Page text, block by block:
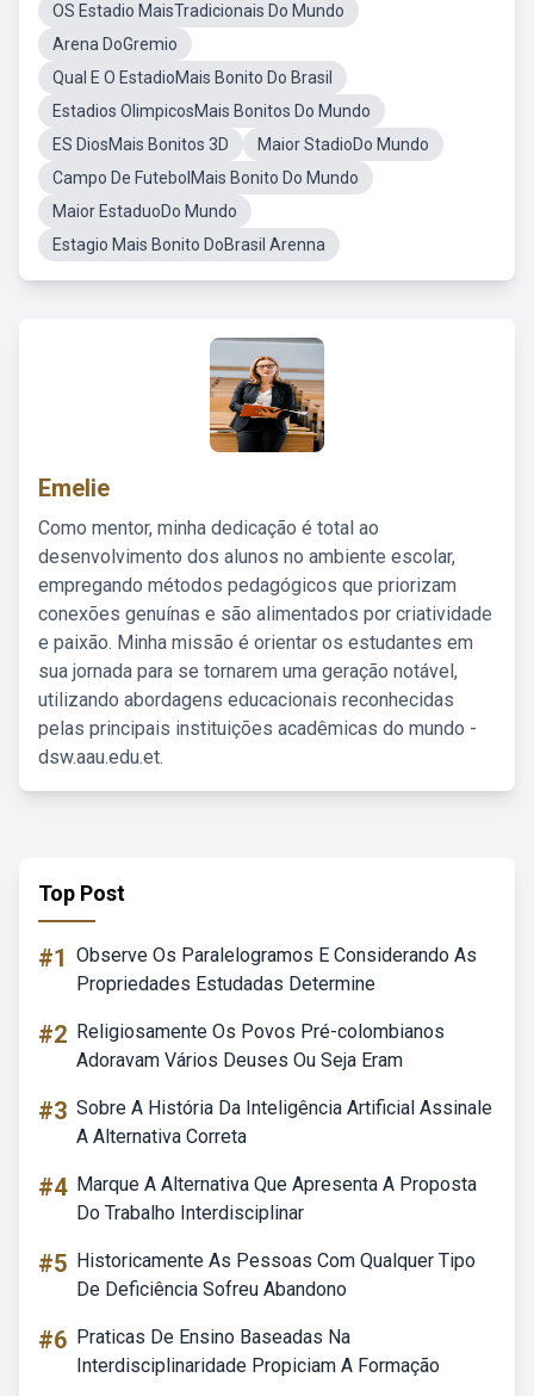
OS Estadio MaisTradicionais Do Mundo
Arena DoGremio
Qual E O EstadioMais Bonito Do Brasil
Estadios OlimpicosMais Bonitos Do Mundo
ES DiosMais Bonitos 3D
Maior StadioDo Mundo
Campo De FutebolMais Bonito Do Mundo
Maior EstaduoDo Mundo
Estagio Mais Bonito DoBrasil Arenna
Emelie
Como mentor, minha dedicação é total ao
desenvolvimento dos alunos no ambiente escolar,
empregando métodos pedagógicos que priorizam
conexões genuínas e são alimentados por criatividade
e paixão. Minha missão é orientar os estudantes em
sua jornada para se tornarem uma geração notável,
utilizando abordagens educacionais reconhecidas
pelas principais instituições acadêmicas do mundo -
dsw.aau.edu.et.
Top Post
#1 Observe Os Paralelogramos E Considerando As
Propriedades Estudadas Determine
#2 Religiosamente Os Povos Pré-colombianos
Adoravam Vários Deuses Ou Seja Eram
#3 Sobre A História Da Inteligência Artificial Assinale
A Alternativa Correta
#4 Marque A Alternativa Que Apresenta A Proposta
Do Trabalho Interdisciplinar
#5 Historicamente As Pessoas Com Qualquer Tipo
De Deficiência Sofreu Abandono
#6 Praticas De Ensino Baseadas Na
Interdisciplinaridade Propiciam A Formação